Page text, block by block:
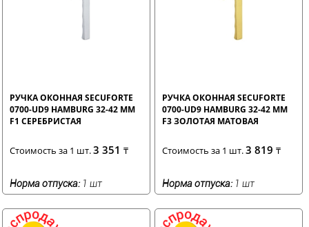
РУЧКА ОКОННАЯ SECUFORTE
0700-UD9 HAMBURG 32-42 ММ
F1 СЕРЕБРИСТАЯ
Стоимость за 1 шт.3 351 ₸
Норма отпуска: 1 шт
РУЧКА ОКОННАЯ SECUFORTE
0700-UD9 HAMBURG 32-42 ММ
F3 ЗОЛОТАЯ МАТОВАЯ
Стоимость за 1 шт.3 819₸
Норма отпуска: 1 шт